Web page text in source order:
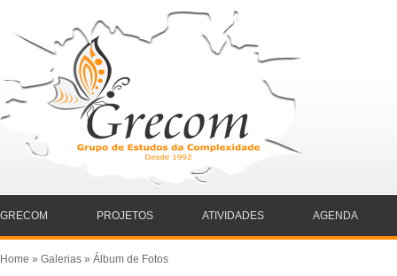
GRECOM PROJETOS ATIVIDADES AGENDA
Home » Galerias » Álbum de Fotos